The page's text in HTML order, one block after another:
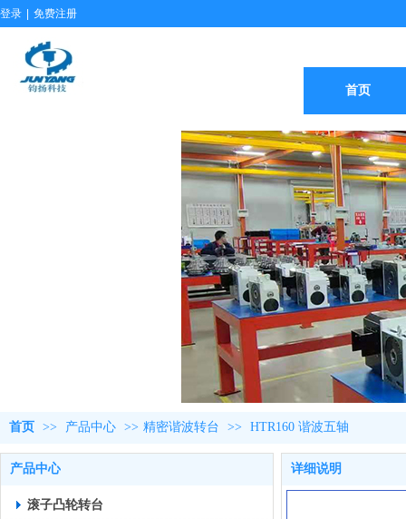
首页
登录 免费注册
首页 >> 产品中心 >> 精密谐波转台 >> HTR160 谐波五轴
产品中心
滚子凸轮转台
详细说明